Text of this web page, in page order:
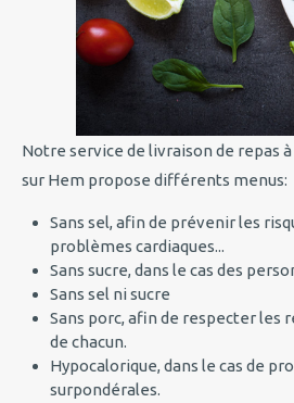
Notre service de livraison de repas
sur Hem propose différents menus:
Sans sel, afin de prévenir les
problèmes cardiaques...
Sans sucre, dans le cas des
Sans sel ni sucre
Sans porc, afin de respecter les
de chacun.
Hypocalorique, dans le cas de
surpondérales.